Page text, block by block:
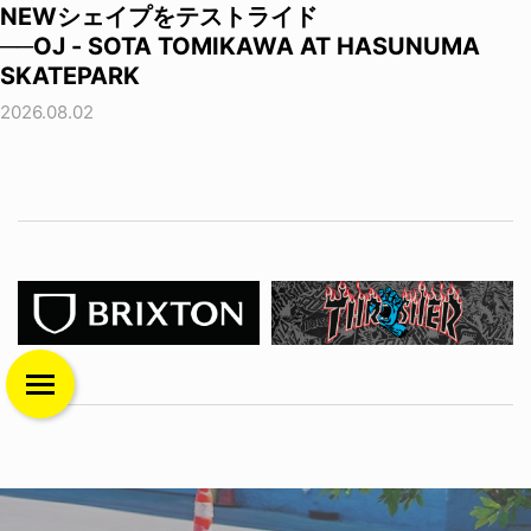
NEWシェイプをテストライド
──OJ - SOTA TOMIKAWA AT HASUNUMA
SKATEPARK
2026.08.02